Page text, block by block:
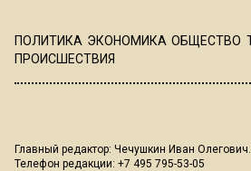
ПОЛИТИКА ЭКОНОМИКА ОБЩЕСТВО
ПРОИСШЕСТВИЯ
Главный редактор: Чечушкин Иван Олегович.
Телефон редакции: +7 495 795-53-05